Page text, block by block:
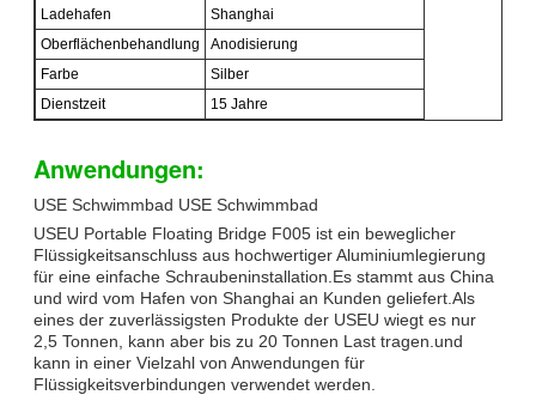
Ladehafen
Shanghai
Oberflächenbehandlung
Anodisierung
Farbe
Silber
Dienstzeit
15 Jahre
Anwendungen:
USE Schwimmbad USE Schwimmbad
USEU Portable Floating Bridge F005 ist ein beweglicher
Flüssigkeitsanschluss aus hochwertiger Aluminiumlegierung
für eine einfache Schraubeninstallation.Es stammt aus China
und wird vom Hafen von Shanghai an Kunden geliefert.Als
eines der zuverlässigsten Produkte der USEU wiegt es nur
2,5 Tonnen, kann aber bis zu 20 Tonnen Last tragen.und
kann in einer Vielzahl von Anwendungen für
Flüssigkeitsverbindungen verwendet werden.